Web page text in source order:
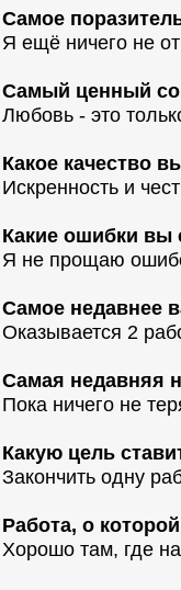
Самое
Я ещё ничего не
Самый ценный
Любовь - это
Какое качество
Искренность и
Какие ошибки вы
Я не прощаю
Самое недавнее
Оказывается 2
Самая недавняя
Пока ничего не
Какую цель
Закончить одну
Работа, о
Хорошо там, где